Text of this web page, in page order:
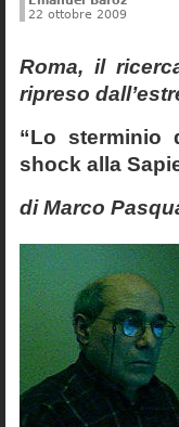
22 ottobre 2009
Roma, il
ripreso
“Lo sterminio
shock alla
di Marco